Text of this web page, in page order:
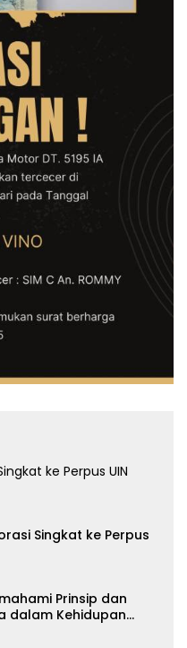
Singkat ke Perpus
Prinsip dan
dalam Kehidupan